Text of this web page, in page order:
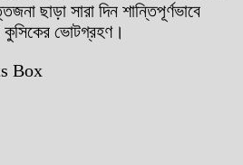
ছাড়া সারা দিন শান্তিপূর্ণভাবে
কুসিকের ভোটগ্রহণ।
Box